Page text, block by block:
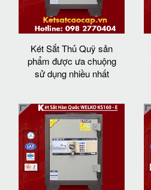
Két Sắt Thủ Quỹ sản
phẩm được ưa chuộng
sử dụng nhiều nhất